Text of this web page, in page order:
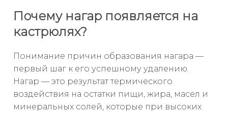
Почему нагар появляется на
кастрюлях?
Понимание причин образования нагара —
первый шаг к его успешному удалению.
Нагар — это результат термического
воздействия на остатки пищи, жира, масел и
минеральных солей, которые при высоких